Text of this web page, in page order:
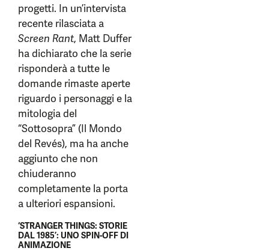
progetti. In un’intervista
recente rilasciata a
Screen Rant, Matt Duffer
ha dichiarato che la serie
risponderà a tutte le
domande rimaste aperte
riguardo i personaggi e la
mitologia del
“Sottosopra” (Il Mondo
del Revés), ma ha anche
aggiunto che non
chiuderanno
completamente la porta
a ulteriori espansioni.
‘STRANGER THINGS: STORIE
DAL 1985’: UNO SPIN-OFF DI
ANIMAZIONE